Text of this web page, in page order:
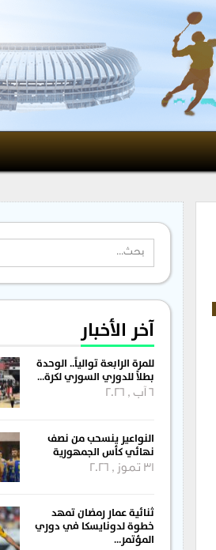
آخر الأخبار
للمرة الرابعة توالياً.. الوحدة
بطلاً للدوري السوري لكرة…
6 آب , 2026
النواعير ينسحب من نصف
نهائي كأس الجمهورية
31 تموز , 2026
ثنائية عمار رمضان تمهد
خطوة لدونايسكا في دوري
المؤتمر…